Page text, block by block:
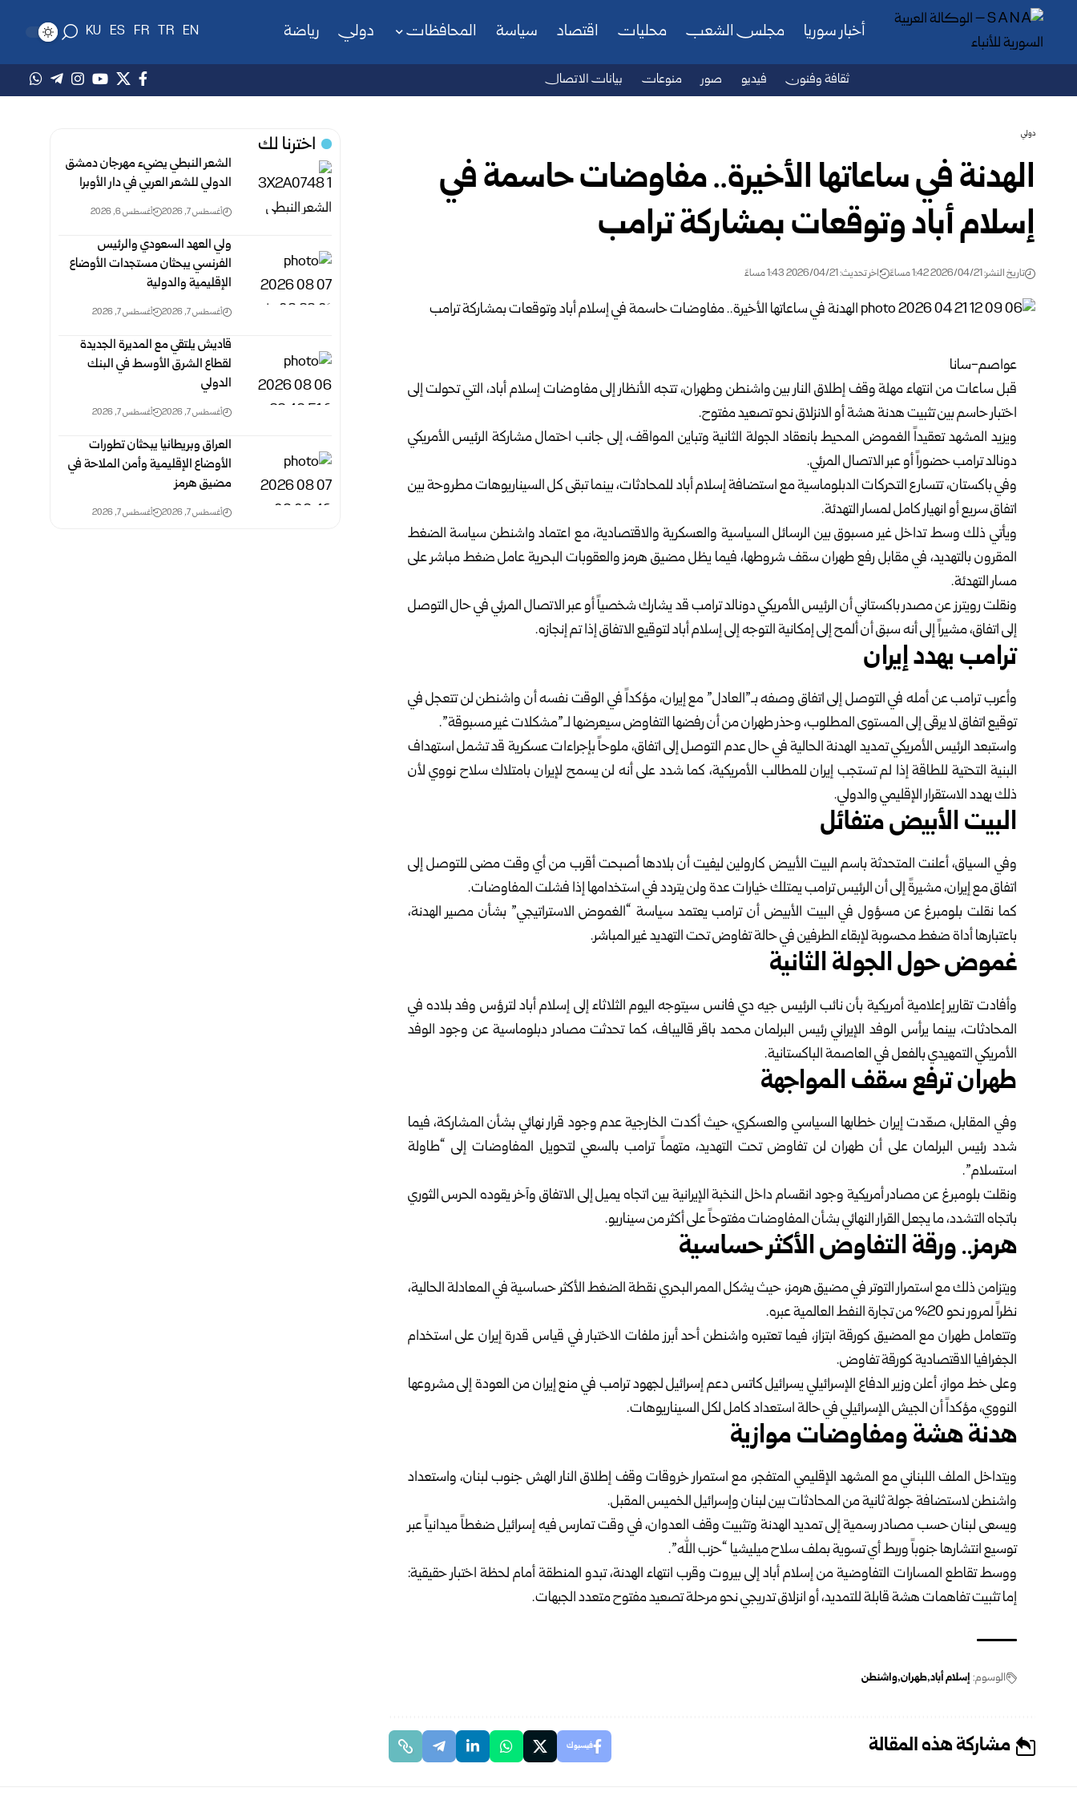
أخبار سوريا مجلس الشعب محليات اقتصاد سياسة المحافظات دولي رياضة EN
TR
FR
ES
KU
ثقافة وفنون فيديو صور منوعات بيانات الاتصال
دولي
الهدنة في ساعاتها الأخيرة.. مفاوضات حاسمة في
إسلام أباد وتوقعات بمشاركة ترامب
تاريخ النشر: 2026/04/21 1:42 مساءً اخر تحديث: 2026/04/21 1:43 مساءً
عواصم-سانا
قبل ساعات من انتهاء مهلة وقف إطلاق النار بين واشنطن وطهران، تتجه الأنظار إلى مفاوضات إسلام أباد، التي تحولت إلى
اختبار حاسم بين تثبيت هدنة هشة أو الانزلاق نحو تصعيد مفتوح.
ويزيد المشهد تعقيداً الغموض المحيط بانعقاد الجولة الثانية وتباين المواقف، إلى جانب احتمال مشاركة الرئيس الأمريكي
دونالد ترامب حضوراً أو عبر الاتصال المرئي.
وفي باكستان، تتسارع التحركات الدبلوماسية مع استضافة إسلام أباد للمحادثات، بينما تبقى كل السيناريوهات مطروحة بين
اتفاق سريع أو انهيار كامل لمسار التهدئة.
ويأتي ذلك وسط تداخل غير مسبوق بين الرسائل السياسية والعسكرية والاقتصادية، مع اعتماد واشنطن سياسة الضغط
المقرون بالتهديد، في مقابل رفع طهران سقف شروطها، فيما يظل مضيق هرمز والعقوبات البحرية عامل ضغط مباشر على
مسار التهدئة.
ونقلت رويترز عن مصدر باكستاني أن الرئيس الأمريكي دونالد ترامب قد يشارك شخصياً أو عبر الاتصال المرئي في حال التوصل
إلى اتفاق، مشيراً إلى أنه سبق أن ألمح إلى إمكانية التوجه إلى إسلام أباد لتوقيع الاتفاق إذا تم إنجازه.
ترامب يهدد إيران
وأعرب ترامب عن أمله في التوصل إلى اتفاق وصفه بـ”العادل” مع إيران، مؤكداً في الوقت نفسه أن واشنطن لن تتعجل في
توقيع اتفاق لا يرقى إلى المستوى المطلوب، وحذر طهران من أن رفضها التفاوض سيعرضها لـ”مشكلات غير مسبوقة”.
واستبعد الرئيس الأمريكي تمديد الهدنة الحالية في حال عدم التوصل إلى اتفاق، ملوحاً بإجراءات عسكرية قد تشمل استهداف
البنية التحتية للطاقة إذا لم تستجب إيران للمطالب الأمريكية، كما شدد على أنه لن يسمح لإيران بامتلاك سلاح نووي لأن
ذلك يهدد الاستقرار الإقليمي والدولي.
البيت الأبيض متفائل
وفي السياق، أعلنت المتحدثة باسم البيت الأبيض كارولين ليفيت أن بلادها أصبحت أقرب من أي وقت مضى للتوصل إلى
اتفاق مع إيران، مشيرةً إلى أن الرئيس ترامب يمتلك خيارات عدة ولن يتردد في استخدامها إذا فشلت المفاوضات.
كما نقلت بلومبرغ عن مسؤول في البيت الأبيض أن ترامب يعتمد سياسة “الغموض الاستراتيجي” بشأن مصير الهدنة،
باعتبارها أداة ضغط محسوبة لإبقاء الطرفين في حالة تفاوض تحت التهديد غير المباشر.
غموض حول الجولة الثانية
وأفادت تقارير إعلامية أمريكية بأن نائب الرئيس جيه دي فانس سيتوجه اليوم الثلاثاء إلى إسلام أباد لترؤس وفد بلاده في
المحادثات، بينما يرأس الوفد الإيراني رئيس البرلمان محمد باقر قاليباف، كما تحدثت مصادر دبلوماسية عن وجود الوفد
الأمريكي التمهيدي بالفعل في العاصمة الباكستانية.
طهران ترفع سقف المواجهة
وفي المقابل، صعّدت إيران خطابها السياسي والعسكري، حيث أكدت الخارجية عدم وجود قرار نهائي بشأن المشاركة، فيما
شدد رئيس البرلمان على أن طهران لن تفاوض تحت التهديد، متهماً ترامب بالسعي لتحويل المفاوضات إلى “طاولة
استسلام”.
ونقلت بلومبرغ عن مصادر أمريكية وجود انقسام داخل النخبة الإيرانية بين اتجاه يميل إلى الاتفاق وآخر يقوده الحرس الثوري
باتجاه التشدد، ما يجعل القرار النهائي بشأن المفاوضات مفتوحاً على أكثر من سيناريو.
هرمز.. ورقة التفاوض الأكثر حساسية
ويتزامن ذلك مع استمرار التوتر في مضيق هرمز، حيث يشكل الممر البحري نقطة الضغط الأكثر حساسية في المعادلة الحالية،
نظراً لمرور نحو 20% من تجارة النفط العالمية عبره.
وتتعامل طهران مع المضيق كورقة ابتزاز، فيما تعتبره واشنطن أحد أبرز ملفات الاختبار في قياس قدرة إيران على استخدام
الجغرافيا الاقتصادية كورقة تفاوض.
وعلى خط مواز، أعلن وزير الدفاع الإسرائيلي يسرائيل كاتس دعم إسرائيل لجهود ترامب في منع إيران من العودة إلى مشروعها
النووي، مؤكداً أن الجيش الإسرائيلي في حالة استعداد كامل لكل السيناريوهات.
هدنة هشة ومفاوضات موازية
ويتداخل الملف اللبناني مع المشهد الإقليمي المتفجر، مع استمرار خروقات وقف إطلاق النار الهش جنوب لبنان، واستعداد
واشنطن لاستضافة جولة ثانية من المحادثات بين لبنان وإسرائيل الخميس المقبل.
ويسعى لبنان حسب مصادر رسمية إلى تمديد الهدنة وتثبيت وقف العدوان، في وقت تمارس فيه إسرائيل ضغطاً ميدانياً عبر
توسيع انتشارها جنوباً وربط أي تسوية بملف سلاح ميليشيا “حزب الله”.
ووسط تقاطع المسارات التفاوضية من إسلام أباد إلى بيروت وقرب انتهاء الهدنة، تبدو المنطقة أمام لحظة اختبار حقيقية:
إما تثبيت تفاهمات هشة قابلة للتمديد، أو انزلاق تدريجي نحو مرحلة تصعيد مفتوح متعدد الجبهات.
الوسوم: إسلام أباد طهران واشنطن
مشاركة هذه المقالة فيسبوك
اخترنا لك
الشعر النبطي يضيء مهرجان دمشق
الدولي للشعر العربي في دار الأوبرا
أغسطس 7, 2026 أغسطس 6, 2026
ولي العهد السعودي والرئيس
الفرنسي يبحثان مستجدات الأوضاع
الإقليمية والدولية
أغسطس 7, 2026 أغسطس 7, 2026
قاديش يلتقي مع المديرة الجديدة
لقطاع الشرق الأوسط في البنك
الدولي
أغسطس 7, 2026 أغسطس 7, 2026
العراق وبريطانيا يبحثان تطورات
الأوضاع الإقليمية وأمن الملاحة في
مضيق هرمز
أغسطس 7, 2026 أغسطس 7, 2026